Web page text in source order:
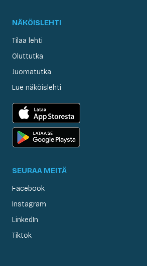
NÄKÖISLEHTI
Tilaa lehti
Oluttutka
Juomatutka
Lue näköislehti
SEURAA MEITÄ
Facebook
Instagram
LinkedIn
Tiktok